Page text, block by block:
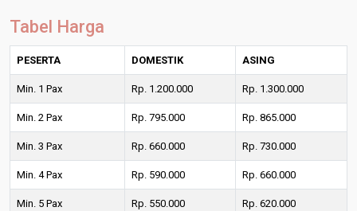
Tabel Harga
PESERTA DOMESTIK ASING
Min. 1 Pax Rp. 1.200.000 Rp. 1.300.000
Min. 2 Pax Rp. 795.000 Rp. 865.000
Min. 3 Pax Rp. 660.000 Rp. 730.000
Min. 4 Pax Rp. 590.000 Rp. 660.000
Min. 5 Pax Rp. 550.000 Rp. 620.000